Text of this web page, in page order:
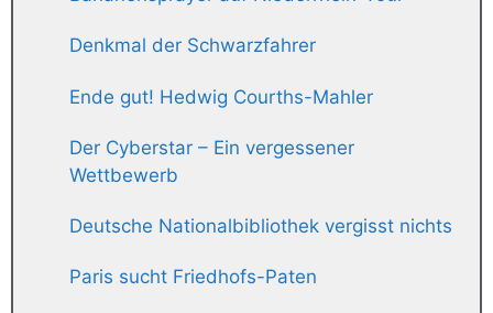
Denkmal der Schwarzfahrer
Ende gut! Hedwig Courths-Mahler
Der Cyberstar – Ein vergessener
Wettbewerb
Deutsche Nationalbibliothek vergisst nichts
Paris sucht Friedhofs-Paten